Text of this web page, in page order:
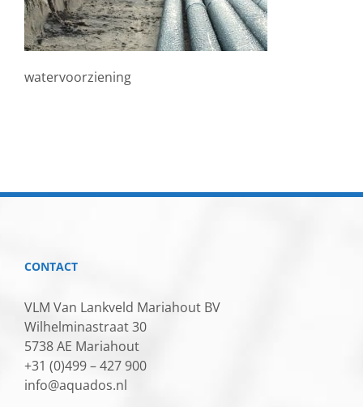
watervoorziening
CONTACT
VLM Van Lankveld Mariahout BV
Wilhelminastraat 30
5738 AE Mariahout
+31 (0)499 – 427 900
info@aquados.nl